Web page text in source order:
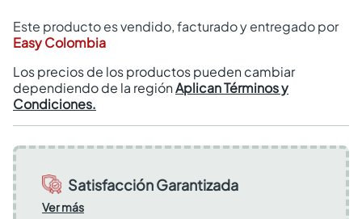
Este producto es vendido, facturado y entregado por
Easy Colombia
Los precios de los productos pueden cambiar
dependiendo de la regiónAplican Términos y
Condiciones.
Satisfacción Garantizada
Ver más